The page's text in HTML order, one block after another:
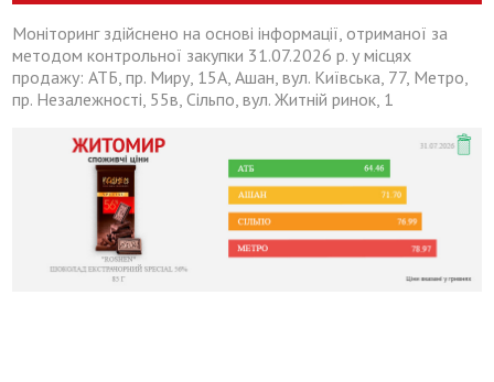
Моніторинг здійснено на основі інформації, отриманої за
методом контрольної закупки 31.07.2026 р. у місцях
продажу: АТБ, пр. Миру, 15А, Ашан, вул. Київська, 77, Метро,
пр. Незалежності, 55в, Сільпо, вул. Житній ринок, 1